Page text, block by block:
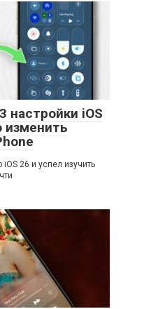
настройки iOS
изменить
26 и успел изучить